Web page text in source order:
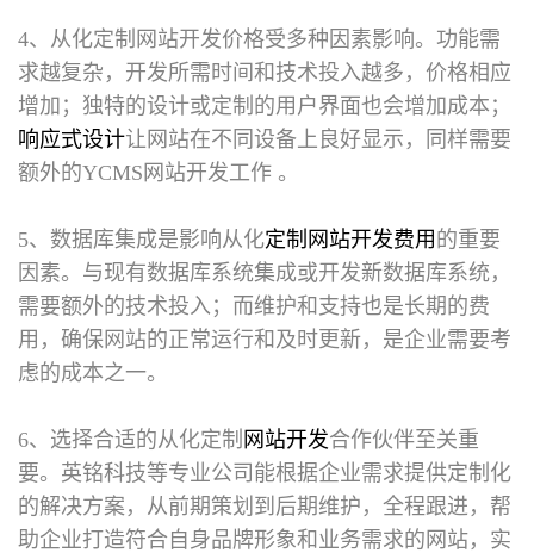
4、从化定制网站开发价格受多种因素影响。功能需
求越复杂，开发所需时间和技术投入越多，价格相应
增加；独特的设计或定制的用户界面也会增加成本；
响应式设计让网站在不同设备上良好显示，同样需要
额外的YCMS网站开发工作 。
5、数据库集成是影响从化定制网站开发费用 的重要
因素。与现有数据库系统集成或开发新数据库系统，
需要额外的技术投入；而维护和支持也是长期的费
用，确保网站的正常运行和及时更新，是企业需要考
虑的成本之一。
6、选择合适的从化定制 网站开发合作伙伴至关重
要。英铭科技等专业公司能根据企业需求提供定制化
的解决方案，从前期策划到后期维护，全程跟进，帮
助企业打造符合自身品牌形象和业务需求的网站，实